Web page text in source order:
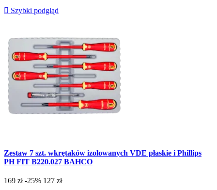
 Szybki podgląd
Zestaw 7 szt. wkrętaków izolowanych VDE płaskie i Phillips
PH FIT B220.027 BAHCO
169 zł -25% 127 zł